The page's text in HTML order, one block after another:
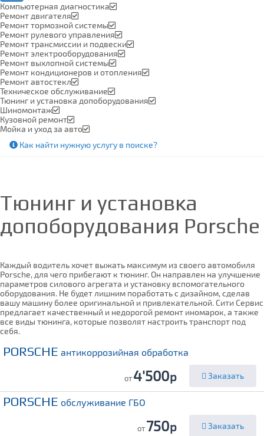
Компьютерная диагностика
Ремонт двигателя
Ремонт тормозной системы
Ремонт рулевого управления
Ремонт трансмиссии и подвески
Ремонт электрооборудования
Ремонт выхлопной системы
Ремонт кондиционеров и отопления
Ремонт автостекл
Техническое обслуживание
Тюнинг и установка допоборудования
Шиномонтаж
Кузовной ремонт
Мойка и уход за авто
Как найти нужную услугу в поиске?
Тюнинг и установка
допоборудования Porsche
Каждый водитель хочет выжать максимум из своего автомобиля
Porsche, для чего прибегают к тюнинг. Он направлен на улучшение
параметров силового агрегата и установку вспомогательного
оборудования. Не будет лишним поработать с дизайном, сделав
вашу машину более оригинальной и привлекательной. Сити Сервис
предлагает качественный и недорогой ремонт иномарок, а также
все виды тюнинга, которые позволят настроить транспорт под
себя.
PORSCHE антикоррозийная обработка
от4'500р Заказать
PORSCHE обслуживание ГБО
от750р Заказать